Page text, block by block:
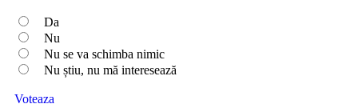
Da
Nu
Nu se va schimba nimic
Nu știu, nu mă interesează
Voteaza